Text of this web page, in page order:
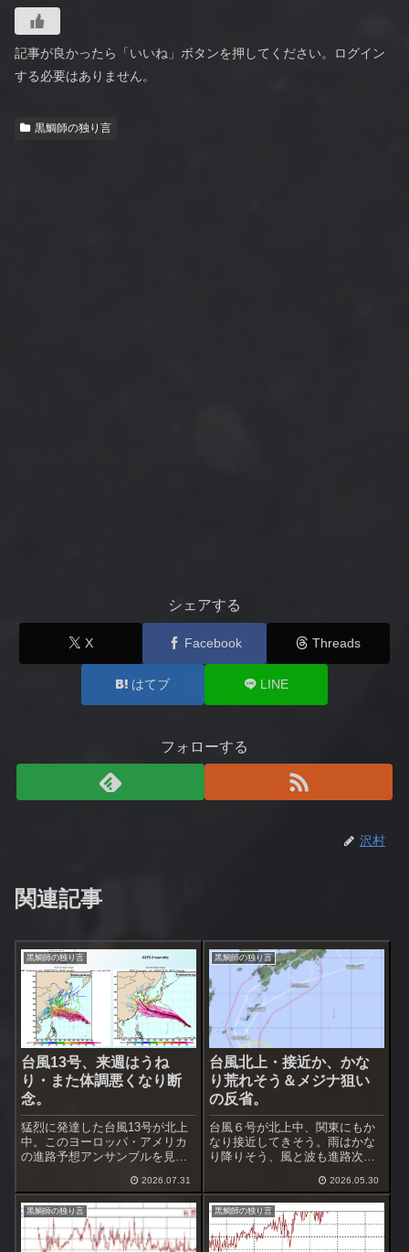
記事が良かったら「いいね」ボタンを押してください。ログイン
する必要はありません。
黒鯛師の独り言
シェアする
X Facebook Threads
はてブ LINE
フォローする
沢村
関連記事
黒鯛師の独り言
台風13号、来週はうね
り・また体調悪くなり断
念。
猛烈に発達した台風13号が北上
中。このヨーロッパ・アメリカ
の進路予想アンサンブルを見る
ナ海へ向かうのが多い。まだ進
路のバラツキが大きいですが、
地震があった熊本に近付くのだ
けは避けて欲しいですね。下で
進路予想アンサ...
2026.07.31
黒鯛師の独り言
台風北上・接近か、かな
り荒れそう＆メジナ狙い
の反省。
台風６号が北上中、関東にもか
なり接近してきそう。雨はかな
り降りそう、風と波も進路次第
梅雨入りするのか？、被害が出
ない程度に荒れて欲しいです
ね。台風通過後は黒鯛が良くな
ってくるのかな、海面に棚引く
海藻は完全に切れて...
2026.05.30
黒鯛師の独り言 黒鯛師の独り言